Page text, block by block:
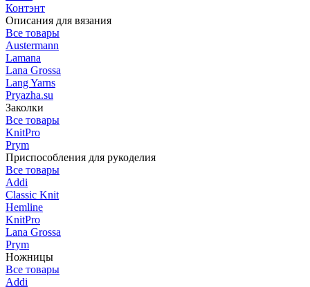
Контэнт
Описания для вязания
Все товары
Austermann
Lamana
Lana Grossa
Lang Yarns
Pryazha.su
Заколки
Все товары
KnitPro
Prym
Приспособления для рукоделия
Все товары
Addi
Classic Knit
Hemline
KnitPro
Lana Grossa
Prym
Ножницы
Все товары
Addi